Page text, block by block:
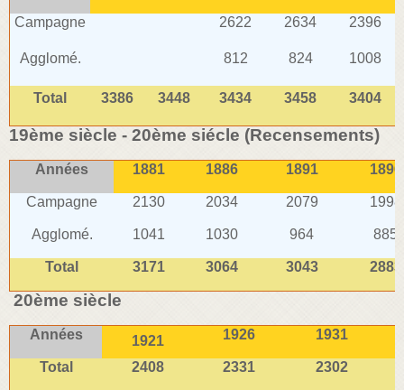
Campagne 2622 2634 2396
Agglomé. 812 824 1008
Total 3386 3448 3434 3458 3404
19ème siècle - 20ème siécle (Recensements)
Années 1881 1886 1891 1896
Campagne 2130 2034 2079 1998
Agglomé. 1041 1030 964 885
Total 3171 3064 3043 2883
20ème siècle
Années 1921 1926 1931
Total 2408 2331 2302